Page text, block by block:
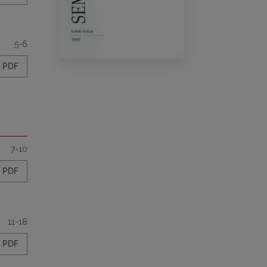
5-6
PDF
7-10
PDF
11-18
PDF